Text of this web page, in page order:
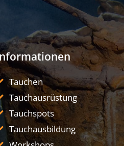
Tauchen
Tauchausrüstung
Tauchspots
Tauchausbildung